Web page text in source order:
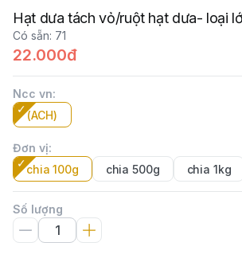
Hạt dưa tách vỏ/ruột hạt dưa- loại
Có sẵn: 71
22.000đ
Ncc vn:
(ACH)
Đơn vị:
chia 100g
chia 500g chia 1kg
Số lượng